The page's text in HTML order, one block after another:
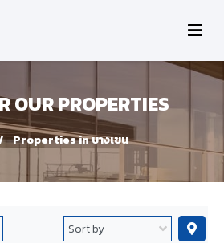
OUR PROPERTIES
Properties in บางเขน